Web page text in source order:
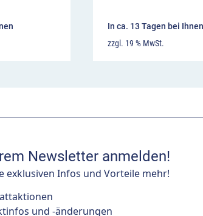
In ca. 13 Tagen bei Ihnen
zzgl. 19 % MwSt.
Newsletter anmelden!
exklusiven Infos und Vorteile mehr!
und -änderungen